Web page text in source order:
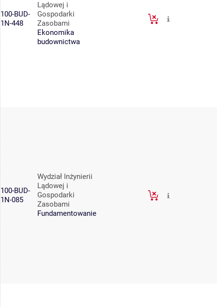
100-BUD-
1N-448
Lądowej i
Gospodarki
Zasobami
Ekonomika
budownictwa
100-BUD-
1N-085
Wydział Inżynierii
Lądowej i
Gospodarki
Zasobami
Fundamentowanie